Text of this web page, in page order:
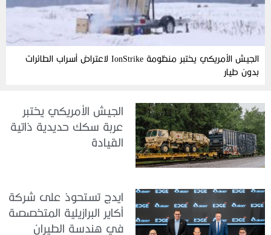
الجيش الأمريكي يختبر منظومة IonStrike لاعتراض أسراب الطائرات
بدون طيار
الجيش الأمريكي يختبر
عربة سكك حديدية ذاتية
القيادة
ايدج تستحوذ على شركة
أكاير البرازيلية المتخصصة
في هندسة الطيران